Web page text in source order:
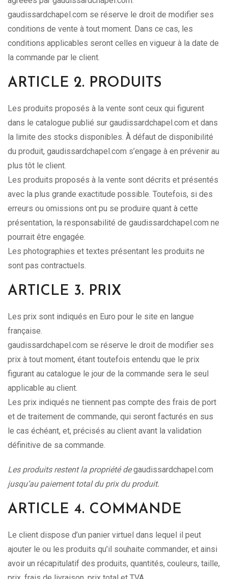
gaudissardchapel.com se réserve le droit de modifier ses
conditions de vente à tout moment. Dans ce cas, les
conditions applicables seront celles en vigueur à la date de
la commande par le client.
ARTICLE 2. PRODUITS
Les produits proposés à la vente sont ceux qui figurent
dans le catalogue publié sur gaudissardchapel.com et dans
la limite des stocks disponibles. À défaut de disponibilité
du produit, gaudissardchapel.com s’engage à en prévenir au
plus tôt le client.
Les produits proposés à la vente sont décrits et présentés
avec la plus grande exactitude possible. Toutefois, si des
erreurs ou omissions ont pu se produire quant à cette
présentation, la responsabilité de gaudissardchapel.com ne
pourrait être engagée.
Les photographies et textes présentant les produits ne
sont pas contractuels.
ARTICLE 3. PRIX
Les prix sont indiqués en Euro pour le site en langue
française.
gaudissardchapel.com se réserve le droit de modifier ses
prix à tout moment, étant toutefois entendu que le prix
figurant au catalogue le jour de la commande sera le seul
applicable au client.
Les prix indiqués ne tiennent pas compte des frais de port
et de traitement de commande, qui seront facturés en sus
le cas échéant, et, précisés au client avant la validation
définitive de sa commande.
Les produits restent la propriété degaudissardchapel.com
jusqu’au paiement total du prix du produit.
ARTICLE 4. COMMANDE
Le client dispose d’un panier virtuel dans lequel il peut
ajouter le ou les produits qu’il souhaite commander, et ainsi
avoir un récapitulatif des produits, quantités, couleurs, taille,